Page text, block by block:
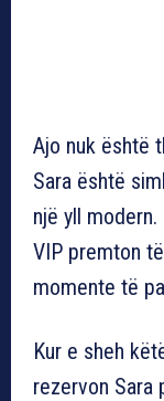
Ajo nuk është
Sara është
një yll
VIP premton
momente të
Kur e sheh
rezervon Sara